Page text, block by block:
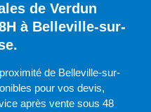
de Verdun
à Belleville-sur-
de Belleville-sur-
pour vos devis,
après vente sous 48